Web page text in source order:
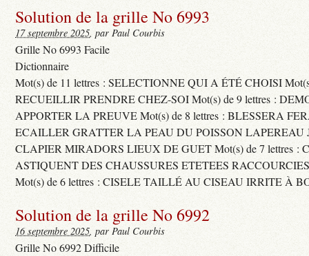
Solution de la grille No 6993
17 septembre 2025, par Paul Courbis
Grille No 6993 Facile
Dictionnaire
Mot(s) de 11 lettres : SELECTIONNE QUI A ÉTÉ CHOISI
RECUEILLIR PRENDRE CHEZ-SOI Mot(s) de 9 lettres :
APPORTER LA PREUVE Mot(s) de 8 lettres : BLESSERA
ECAILLER GRATTER LA PEAU DU POISSON LAPEREAU
CLAPIER MIRADORS LIEUX DE GUET Mot(s) de 7 lettres :
ASTIQUENT DES CHAUSSURES ETETEES
Mot(s) de 6 lettres : CISELE TAILLÉ AU CISEAU IRRITE À
Solution de la grille No 6992
16 septembre 2025, par Paul Courbis
Grille No 6992 Difficile